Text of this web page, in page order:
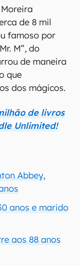
de 8 mil
famoso por
M”, do
de maneira
que
dos mágicos.
de livros
Unlimited!
Abbey,
anos e marido
aos 88 anos